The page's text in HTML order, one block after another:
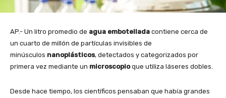
AP.- Un litro promedio de agua embotellada contiene cerca de
un cuarto de millón de partículas invisibles de
minúsculos nanoplásticos, detectados y categorizados por
primera vez mediante un microscopioque utiliza láseres dobles.
Desde hace tiempo, los científicos pensaban que había grandes